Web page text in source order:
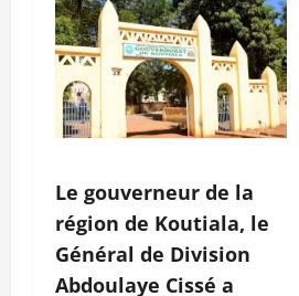
Le gouverneur de la
région de Koutiala, le
Général de Division
Abdoulaye Cissé a